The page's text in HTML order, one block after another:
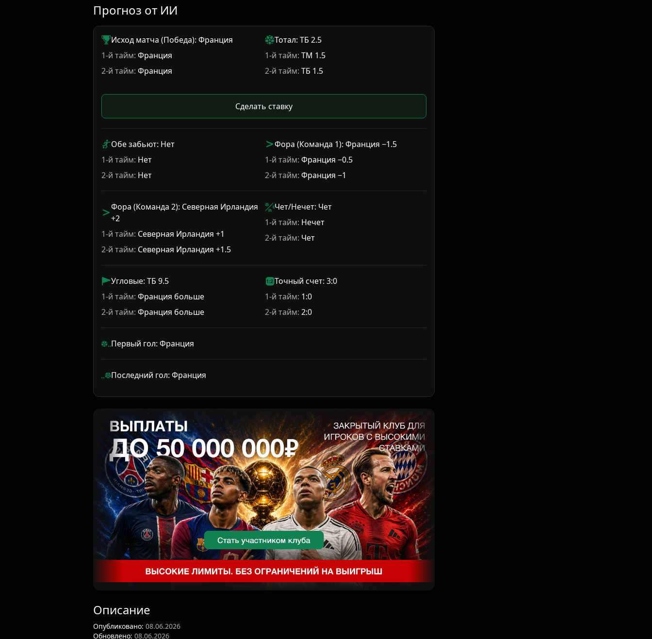
Прогноз от ИИ
Исход матча (Победа): Франция
1-й тайм: Франция
2-й тайм: Франция
Тотал: ТБ 2.5
1-й тайм: ТМ 1.5
2-й тайм: ТБ 1.5
Сделать ставку
Обе забьют: Нет
1-й тайм: Нет
2-й тайм: Нет
Фора (Команда 1): Франция −1.5
1-й тайм: Франция −0.5
2-й тайм: Франция −1
Фора (Команда 2): Северная Ирландия
+2
1-й тайм: Северная Ирландия +1
2-й тайм: Северная Ирландия +1.5
Чет/Нечет: Чет
1-й тайм: Нечет
2-й тайм: Чет
Угловые: ТБ 9.5
1-й тайм: Франция больше
2-й тайм: Франция больше
Точный счет: 3:0
1-й тайм: 1:0
2-й тайм: 2:0
Первый гол: Франция
Последний гол: Франция
Описание
Опубликовано: 08.06.2026
Обновлено: 08.06.2026